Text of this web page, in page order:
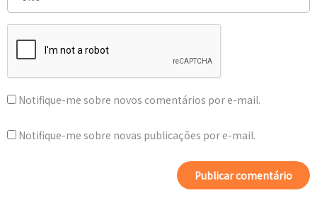
Notifique-me sobre novos comentários por e-mail.
Notifique-me sobre novas publicações por e-mail.